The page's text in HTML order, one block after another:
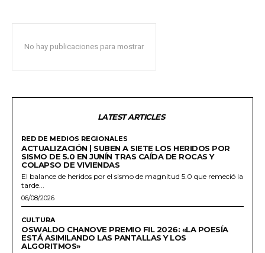
No hay publicaciones para mostrar
LATEST ARTICLES
RED DE MEDIOS REGIONALES
ACTUALIZACIÓN | SUBEN A SIETE LOS HERIDOS POR
SISMO DE 5.0 EN JUNÍN TRAS CAÍDA DE ROCAS Y
COLAPSO DE VIVIENDAS
El balance de heridos por el sismo de magnitud 5.0 que remeció la
tarde...
06/08/2026
CULTURA
OSWALDO CHANOVE PREMIO FIL 2026: «LA POESÍA
ESTÁ ASIMILANDO LAS PANTALLAS Y LOS
ALGORITMOS»